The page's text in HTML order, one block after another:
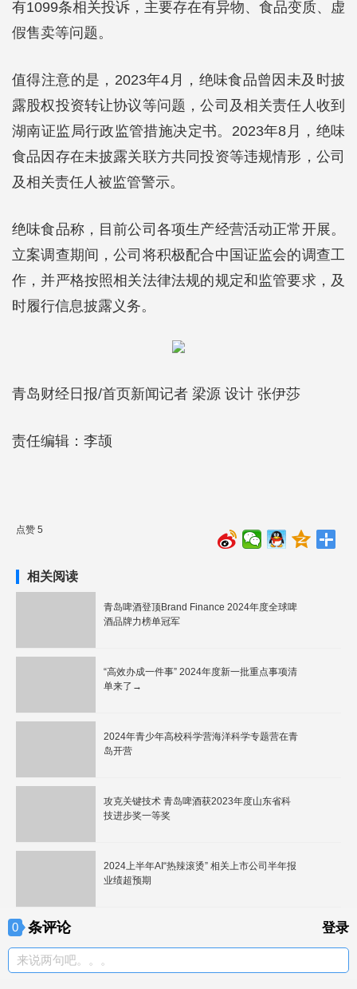
有1099条相关投诉，主要存在有异物、食品变质、虚
假售卖等问题。
值得注意的是，2023年4月，绝味食品曾因未及时披
露股权投资转让协议等问题，公司及相关责任人收到
湖南证监局行政监管措施决定书。2023年8月，绝味
食品因存在未披露关联方共同投资等违规情形，公司
及相关责任人被监管警示。
绝味食品称，目前公司各项生产经营活动正常开展。
立案调查期间，公司将积极配合中国证监会的调查工
作，并严格按照相关法律法规的规定和监管要求，及
时履行信息披露义务。
青岛财经日报/首页新闻记者 梁源 设计 张伊莎
责任编辑：李颉
点赞 5
相关阅读
青岛啤酒登顶Brand Finance 2024年度全球啤
酒品牌力榜单冠军
“高效办成一件事” 2024年度新一批重点事项清
单来了→
2024年青少年高校科学营海洋科学专题营在青
岛开营
攻克关键技术 青岛啤酒获2023年度山东省科
技进步奖一等奖
2024上半年AI“热辣滚烫” 相关上市公司半年报
业绩超预期
0 条评论 登录
来说两句吧。。。